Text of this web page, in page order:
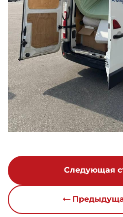
Следующая